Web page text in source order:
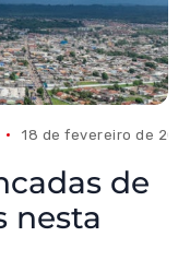
18 de fevereiro de
de
nesta